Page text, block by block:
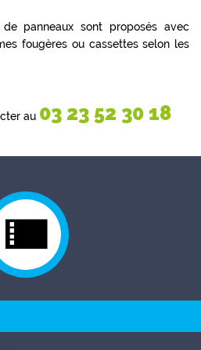
panneaux sont proposés avec
fougères ou cassettes selon les
au 03 23 52 30 18